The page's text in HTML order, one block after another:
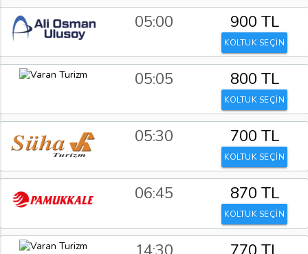
05:00 900 TL
KOLTUK SEÇİN
05:05 800 TL
KOLTUK SEÇİN
05:30 700 TL
KOLTUK SEÇİN
06:45 870 TL
KOLTUK SEÇİN